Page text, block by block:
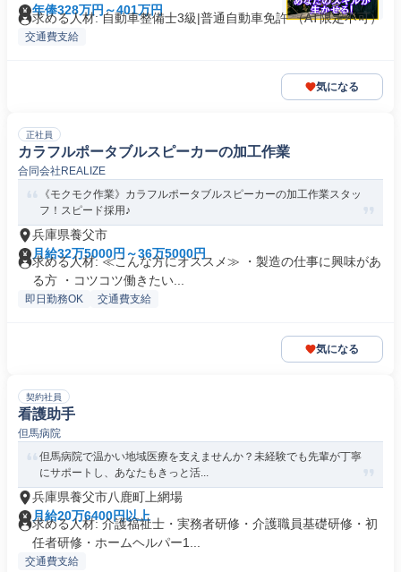
年俸328万円～401万円
求める人材: 自動車整備士3級|普通自動車免許 （AT限定不可）
交通費支給
気になる
正社員
カラフルポータブルスピーカーの加工作業
合同会社REALIZE
《モクモク作業》カラフルポータブルスピーカーの加工作業スタッ
フ！スピード採用♪
兵庫県養父市
月給32万5000円～36万5000円
求める人材: ≪こんな方にオススメ≫ ・製造の仕事に興味があ
る方 ・コツコツ働きたい...
即日勤務OK 交通費支給
気になる
契約社員
看護助手
但馬病院
但馬病院で温かい地域医療を支えませんか？未経験でも先輩が丁寧
にサポートし、あなたもきっと活...
兵庫県養父市八鹿町上網場
月給20万6400円以上
求める人材: 介護福祉士・実務者研修・介護職員基礎研修・初
任者研修・ホームヘルパー1...
交通費支給